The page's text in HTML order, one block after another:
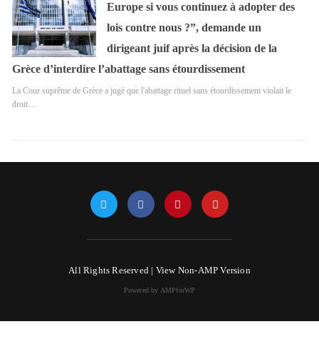
Europe si vous continuez à adopter des
lois contre nous ?”, demande un
dirigeant juif après la décision de la
Grèce d’interdire l’abattage sans étourdissement
La Cour suprême de Grèce a jugé que l'abattage rituel sans étourdissement violait le
droit…
All Rights Reserved | View Non-AMP Version
Powered by AMPforWP